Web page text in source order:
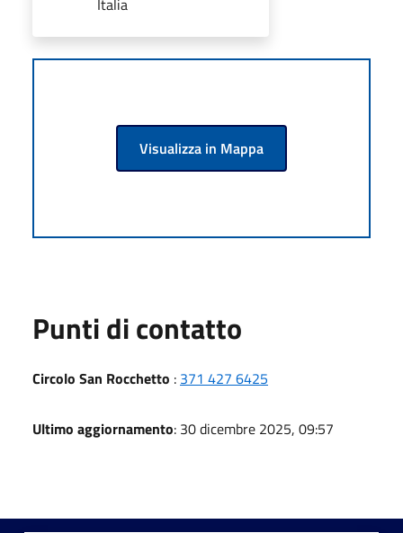
Visualizza in Mappa
Punti di contatto
Circolo San Rocchetto : 371 427 6425
Ultimo aggiornamento: 30 dicembre 2025, 09:57